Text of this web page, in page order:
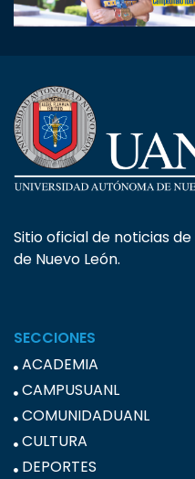
Sitio oficial de noticias
de Nuevo León.
SECCIONES
ACADEMIA
CAMPUSUANL
COMUNIDADUANL
CULTURA
DEPORTES